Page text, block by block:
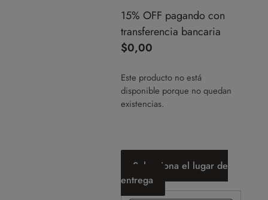
15% OFF pagando con
transferencia bancaria
$0,00
Este producto no está
disponible porque no quedan
existencias.
Selecciona el lugar de
entrega